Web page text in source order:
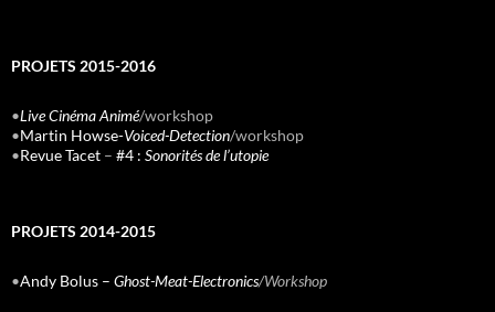
PROJETS 2015-2016
•Live Cinéma Animé/workshop
•Martin Howse-Voiced-Detection/workshop
•Revue Tacet – #4 : Sonorités de l’utopie
PROJETS 2014-2015
•Andy Bolus – Ghost-Meat-Electronics/Workshop